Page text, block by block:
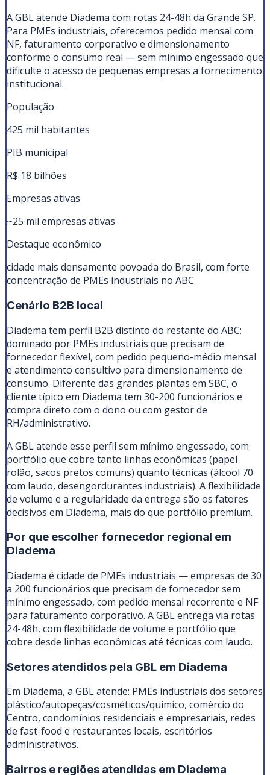
A GBL atende Diadema com rotas 24-48h da Grande SP.
Para PMEs industriais, oferecemos pedido mensal com
NF, faturamento corporativo e dimensionamento
conforme o consumo real — sem mínimo engessado que
dificulte o acesso de pequenas empresas a fornecimento
institucional.
População
425 mil habitantes
PIB municipal
R$ 18 bilhões
Empresas ativas
~25 mil empresas ativas
Destaque econômico
cidade mais densamente povoada do Brasil, com forte
concentração de PMEs industriais no ABC
Cenário B2B local
Diadema tem perfil B2B distinto do restante do ABC:
dominado por PMEs industriais que precisam de
fornecedor flexível, com pedido pequeno-médio mensal
e atendimento consultivo para dimensionamento de
consumo. Diferente das grandes plantas em SBC, o
cliente típico em Diadema tem 30-200 funcionários e
compra direto com o dono ou com gestor de
RH/administrativo.
A GBL atende esse perfil sem mínimo engessado, com
portfólio que cobre tanto linhas econômicas (papel
rolão, sacos pretos comuns) quanto técnicas (álcool 70
com laudo, desengordurantes industriais). A flexibilidade
de volume e a regularidade da entrega são os fatores
decisivos em Diadema, mais do que portfólio premium.
Por que escolher fornecedor regional em
Diadema
Diadema é cidade de PMEs industriais — empresas de 30
a 200 funcionários que precisam de fornecedor sem
mínimo engessado, com pedido mensal recorrente e NF
para faturamento corporativo. A GBL entrega via rotas
24-48h, com flexibilidade de volume e portfólio que
cobre desde linhas econômicas até técnicas com laudo.
Setores atendidos pela GBL em Diadema
Em Diadema, a GBL atende: PMEs industriais dos setores
plástico/autopeças/cosméticos/químico, comércio do
Centro, condomínios residenciais e empresariais, redes
de fast-food e restaurantes locais, escritórios
administrativos.
Bairros e regiões atendidas em Diadema